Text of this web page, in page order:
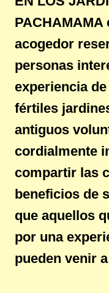
acogedor
personas
experiencia
fértiles
antiguos
cordialmente
compartir las
beneficios de
que aquellos
por una
pueden venir